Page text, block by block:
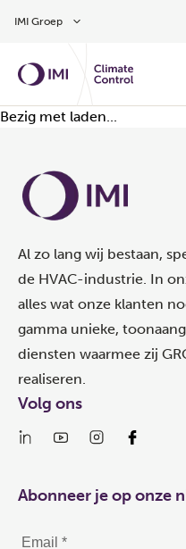
IMI Groep
Bezig met laden...
Al zo lang wij bestaan,
de HVAC-industrie. In
alles wat onze klanten
gamma unieke,
diensten waarmee zij
realiseren.
Volg ons
Abonneer je op onze